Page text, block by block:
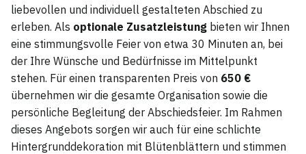
liebevollen und individuell gestalteten Abschied zu
erleben. Als optionale Zusatzleistung bieten wir Ihnen
eine stimmungsvolle Feier von etwa 30 Minuten an, bei
der Ihre Wünsche und Bedürfnisse im Mittelpunkt
stehen. Für einen transparenten Preis von 650 €
übernehmen wir die gesamte Organisation sowie die
persönliche Begleitung der Abschiedsfeier. Im Rahmen
dieses Angebots sorgen wir auch für eine schlichte
Hintergrunddekoration mit Blütenblättern und stimmen